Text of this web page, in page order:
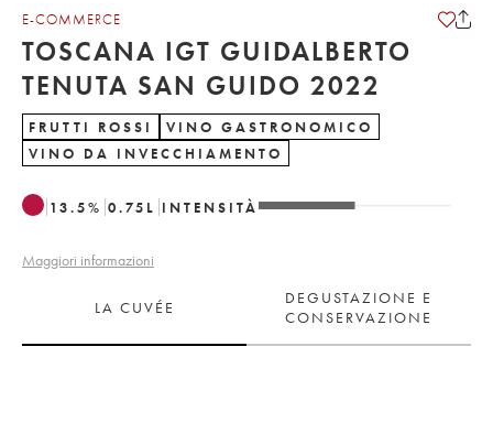
E-COMMERCE
TOSCANA IGT GUIDALBERTO
TENUTA SAN GUIDO 2022
FRUTTI ROSSI
VINO GASTRONOMICO
VINO DA INVECCHIAMENTO
13.5% 0.75 L INTENSITÀ
Maggiori informazioni
LA CUVÉE
DEGUSTAZIONE E
CONSERVAZIONE